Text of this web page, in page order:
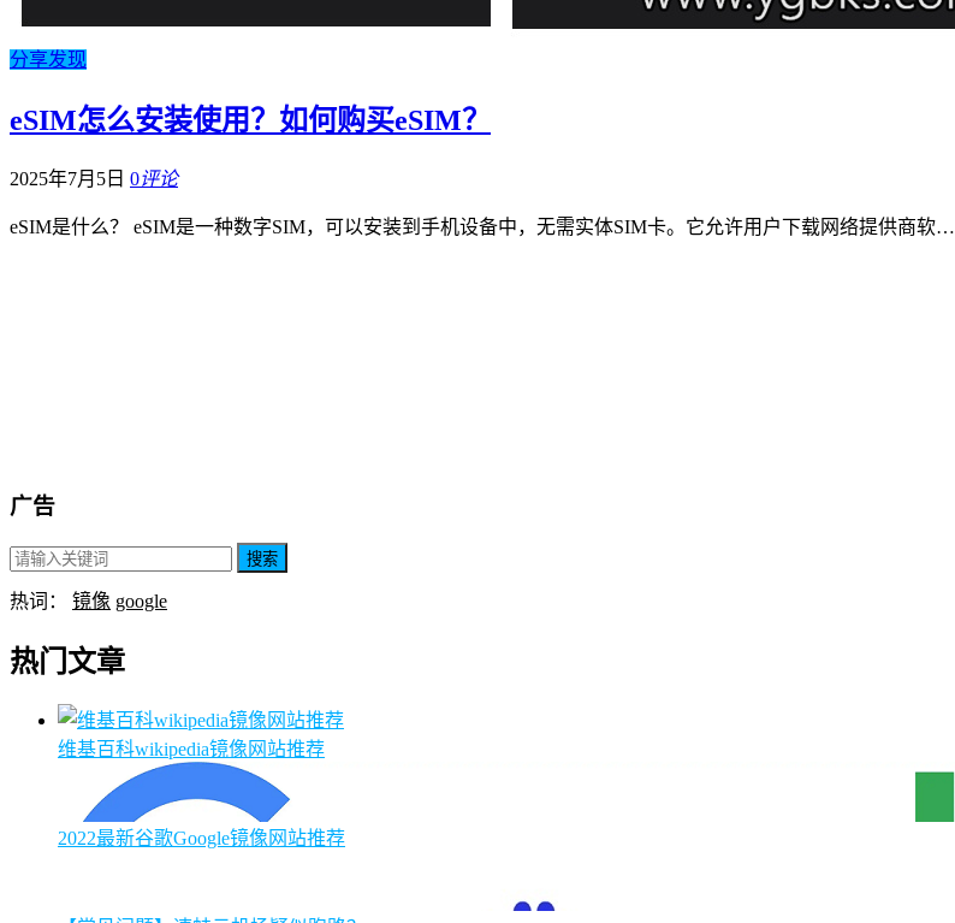
分享发现
eSIM怎么安装使用？如何购买eSIM？
2025年7月5日 0评论
eSIM是什么？ eSIM是一种数字SIM，可以安装到手机设备中，无需实体SIM卡。它允许用户下载网络提供商软…
广告
搜索
热词： 镜像 google
热门文章
维基百科wikipedia镜像网站推荐
2022最新谷歌Google镜像网站推荐